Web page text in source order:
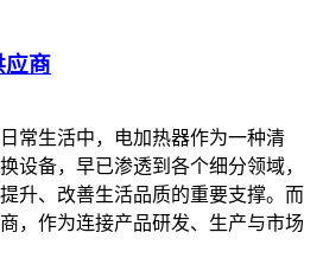
应商
常生活中，电加热器作为一种清
设备，早已渗透到各个细分领域，
升、改善生活品质的重要支撑。而
，作为连接产品研发、生产与市场